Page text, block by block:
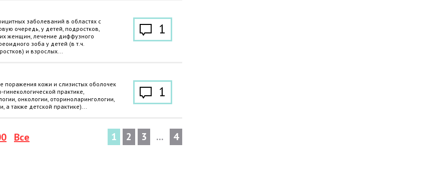
1
заболеваний в областях с
очередь, у детей, подростков,
женщин, лечение диффузного
зоба у детей (в т.ч.
и взрослых...
1
поражения кожи и слизистых оболочек
гинекологической практике,
онкологии, оториноларингологии,
а также детской практике)...
Все 1 2 3 ... 4